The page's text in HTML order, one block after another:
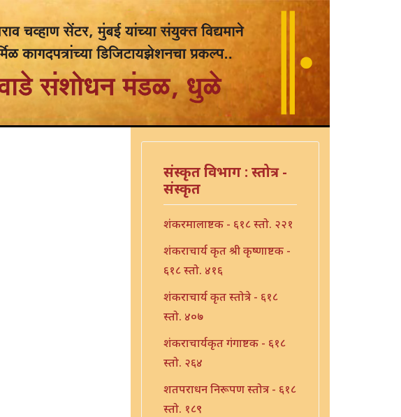
संस्कृत विभाग : स्तोत्र -
संस्कृत
शंकरमालाष्टक - ६१८ स्तो. २२१
शंकराचार्य कृत श्री कृष्णाष्टक -
६१८ स्तो. ४१६
शंकराचार्य कृत स्तोत्रे - ६१८
स्तो. ४०७
शंकराचार्यकृत गंगाष्टक - ६१८
स्तो. २६४
शतपराधन निरूपण स्तोत्र - ६१८
स्तो. १८९